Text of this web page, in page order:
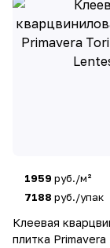
1959 руб./м²
7188 руб./упак
Клеевая
плитка Primavera